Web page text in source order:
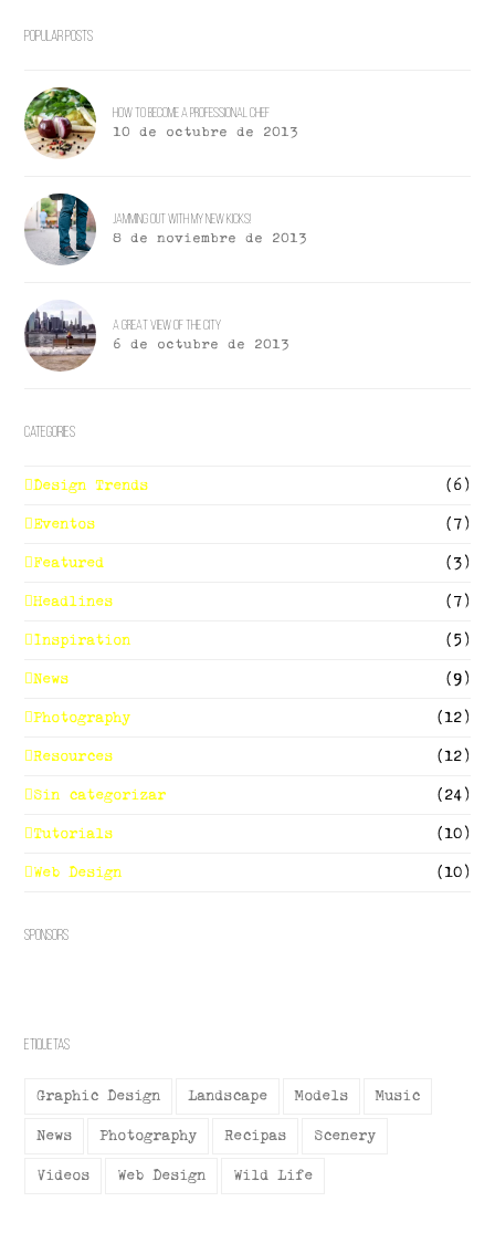
Popular Posts
How To Become a Professional Chef
10 de octubre de 2013
Jamming Out With My New Kicks!
8 de noviembre de 2013
A Great View Of the City
6 de octubre de 2013
Categories
Design Trends (6)
Eventos (7)
Featured (3)
Headlines (7)
Inspiration (5)
News (9)
Photography (12)
Resources (12)
Sin categorizar (24)
Tutorials (10)
Web Design (10)
Sponsors
Etiquetas
Graphic Design Landscape Models Music
News Photography Recipas Scenery
Videos Web Design Wild Life